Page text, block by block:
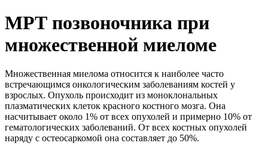
МРТ позвоночника при
множественной миеломе
Множественная миелома относится к наиболее часто
встречающимся онкологическим заболеваниям костей у
взрослых. Опухоль происходит из моноклональных
плазматических клеток красного костного мозга. Она
насчитывает около 1% от всех опухолей и примерно 10% от
гематологических заболеваний. От всех костных опухолей
наряду с остеосаркомой она составляет до 50%.